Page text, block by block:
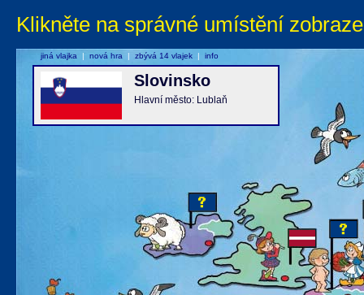
Klikněte na správné umístění
Slovinsko
Hlavní město: Lublaň
jiná vlajka | nová hra | zbývá 14 vlajek | info